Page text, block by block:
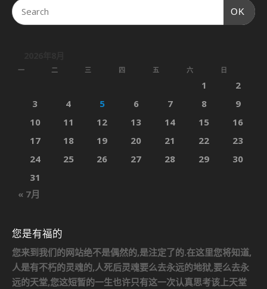
OK
一 二 三 四 五 六 日
« 7月
1
2
3
4 5 6 7 8
9
10
11 12 13 14 15
16
17
18 19 20 21 22
23
24
25 26 27 28 29
30
31
您是有福的
您来到我们的网站绝不是偶然的,是注定了的.在这里您将知道,
人是有不朽的灵魂的,人死后灵魂要么去永远的地狱,要么去永
远的天堂,您这短暂的一生也许只有这一次认真思考该上天堂